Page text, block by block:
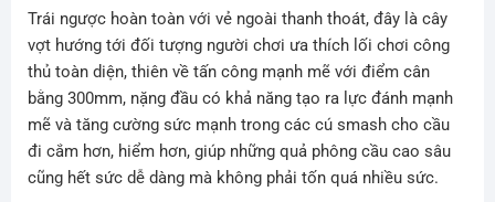
Trái ngược hoàn toàn với vẻ ngoài thanh thoát, đây là cây
vợt hướng tới đối tượng người chơi ưa thích lối chơi công
thủ toàn diện, thiên về tấn công mạnh mẽ với điểm cân
bằng 300mm, nặng đầu có khả năng tạo ra lực đánh mạnh
mẽ và tăng cường sức mạnh trong các cú smash cho cầu
đi cắm hơn, hiểm hơn, giúp những quả phông cầu cao sâu
cũng hết sức dễ dàng mà không phải tốn quá nhiều sức.